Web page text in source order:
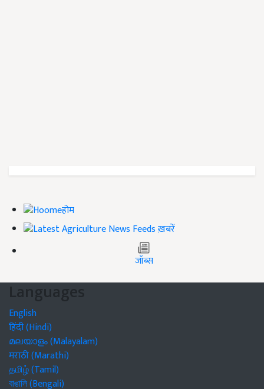
होम
ख़बरें
जॉब्स
Languages
English
हिंदी (Hindi)
മലയാളം (Malayalam)
मराठी (Marathi)
தமிழ் (Tamil)
বাঙালি (Bengali)